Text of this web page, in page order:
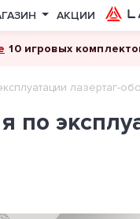
АКЦИИ
10 игровых
лазертаг-
по